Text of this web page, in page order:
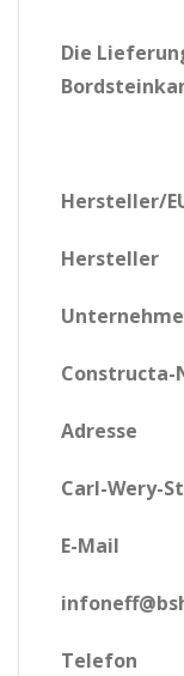
Die
Hersteller/
Hersteller
Constructa-
Adresse
Carl-Wery-
E-Mail
Telefon